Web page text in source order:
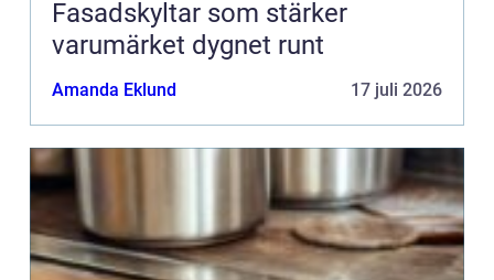
Fasadskyltar som stärker
varumärket dygnet runt
Amanda Eklund 17 juli 2026